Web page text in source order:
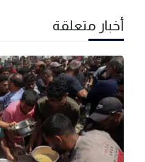
أخبار متعلقة